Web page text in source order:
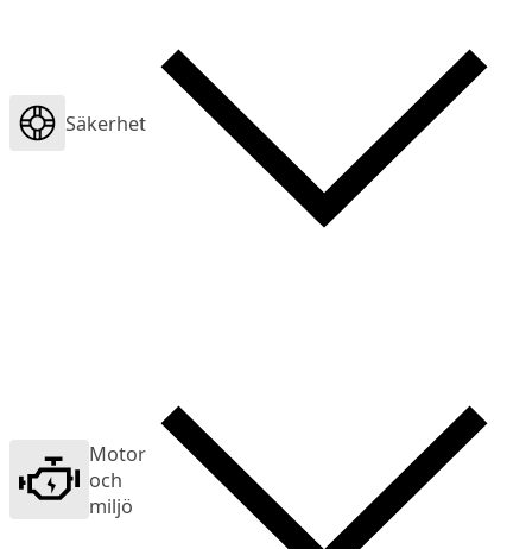
Säkerhet
Motor
och
miljö